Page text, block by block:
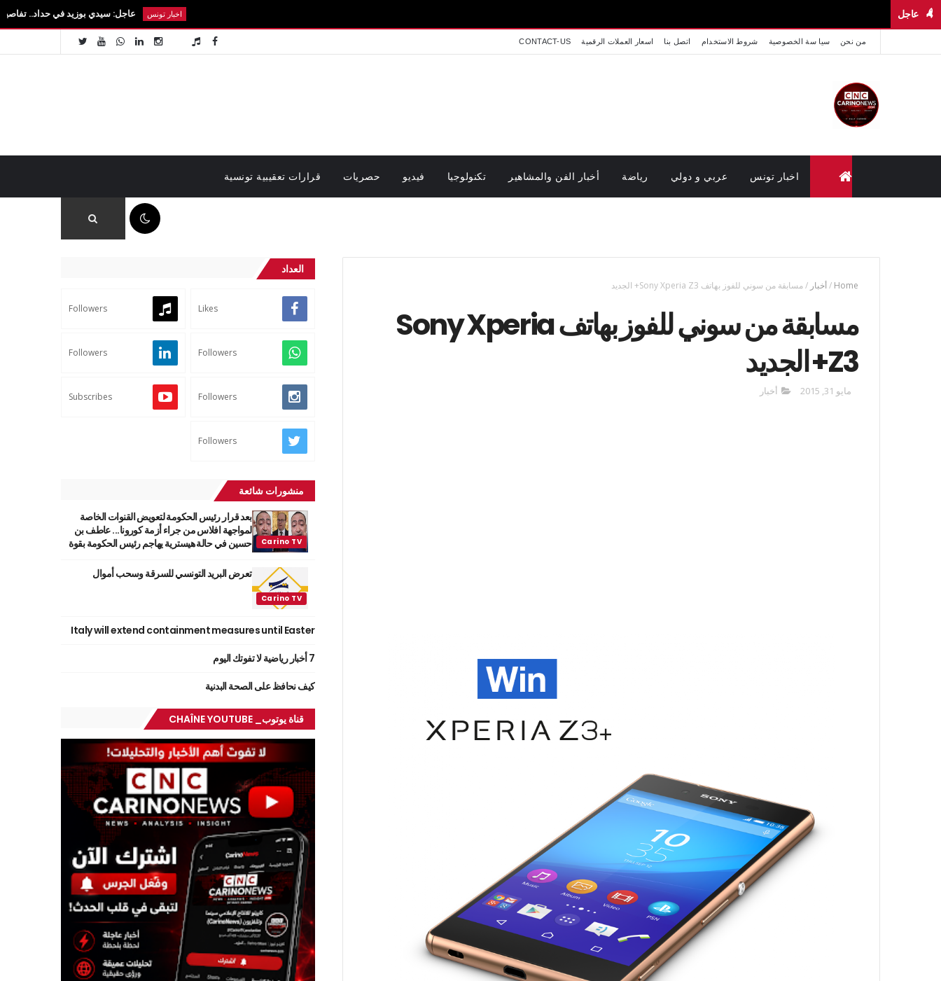
عاجل عاجل: سيدي بوزيد في حداد.. تفاصيل رحيل
من نحن سيا سة الخصوصية شروط الاستخدام اتصل بنا اسعار العملات الرقمية CONTACT-US
اخبار تونس عربي و دولي رياضة أخبار الفن والمشاهير تكنولوجيا فيديو حصريات قرارات تعقيبية تونسية
Home
/أخبار /مسابقة من سوني للفوز بهاتف Sony Xperia Z3+ الجديد
مسابقة من سوني للفوز بهاتف Sony Xperia
Z3+ الجديد
مايو 31, 2015 أخبار
العداد
Likes
Followers
Followers
Followers
Followers
Subscribes
Followers
منشورات شائعة
بعد قرار رئيس الحكومة لتعويض القنوات الخاصة
لمواجهة افلاس من جراء أزمة كورونا... عاطف بن
حسين في حالة هيسترية يهاجم رئيس الحكومة بقوة
تعرض البريد التونسي للسرقة وسحب أموال
Italy will extend containment measures until Easter
7 أخبار رياضية لا تفوتك اليوم
كيف نحافظ على الصحة البدنية
قناة يوتوب_ CHAÎNE YOUTUBE